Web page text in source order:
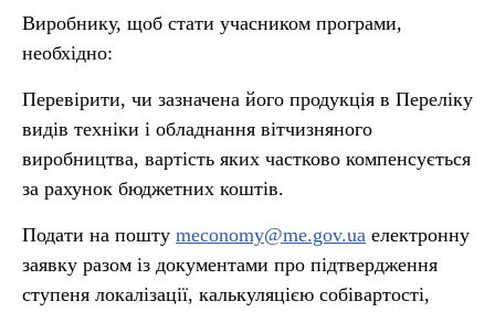
Виробнику, щоб стати учасником програми,
необхідно:
Перевірити, чи зазначена його продукція в Переліку
видів техніки і обладнання вітчизняного
виробництва, вартість яких частково компенсується
за рахунок бюджетних коштів.
Подати на пошту meconomy@me.gov.ua електронну
заявку разом із документами про підтвердження
ступеня локалізації, калькуляцією собівартості,